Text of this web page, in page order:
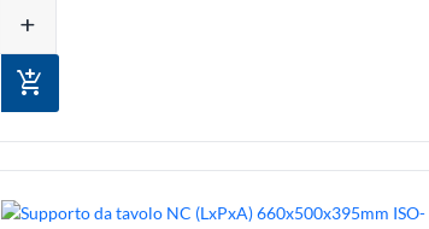
add
add_shopping_cart